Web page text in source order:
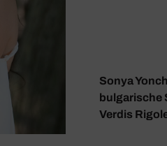
Sonya
bulgarische
Verdis